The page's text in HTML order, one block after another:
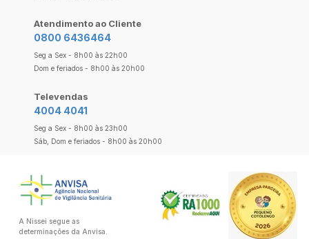
Atendimento ao Cliente
0800 6436464
Seg a Sex - 8h00 às 22h00
Dom e feriados - 8h00 às 20h00
Televendas
4004 4041
Seg a Sex - 8h00 às 23h00
Sáb, Dom e feriados - 8h00 às 20h00
A Nissei segue as
determinações da Anvisa.